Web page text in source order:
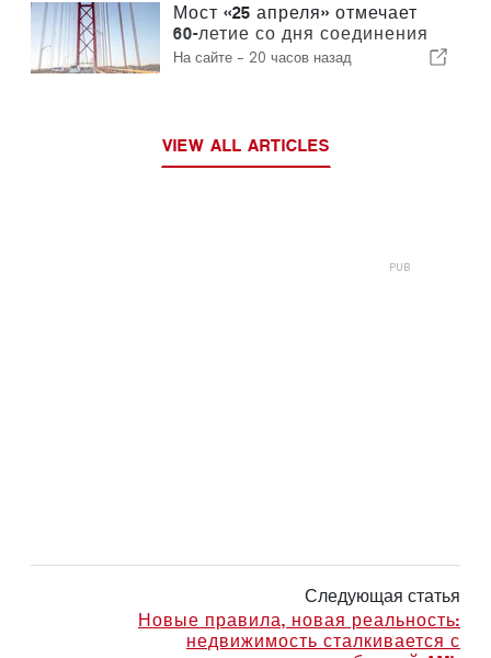
Мост «25 апреля» отмечает
60-летие со дня соединения
Лиссабона и Альмады
На сайте - 20 часов назад
VIEW ALL ARTICLES
Следующая статья
Новые правила, новая реальность:
недвижимость сталкивается с